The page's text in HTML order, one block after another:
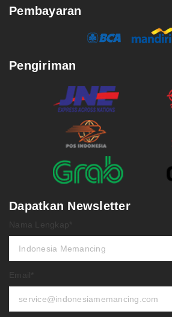
Pembayaran
Pengiriman
Dapatkan Newsletter
Nama Lengkap*
Email*